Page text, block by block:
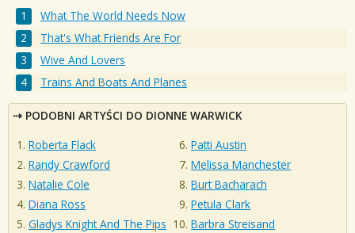
What The World Needs Now
That's What Friends Are For
Wive And Lovers
Trains And Boats And Planes
PODOBNI ARTYŚCI DO DIONNE WARWICK
Roberta Flack
Randy Crawford
Natalie Cole
Diana Ross
Gladys Knight And The Pips
Patti Austin
Melissa Manchester
Burt Bacharach
Petula Clark
Barbra Streisand